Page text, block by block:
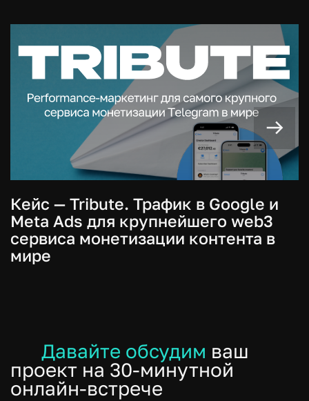
Кейс — Tribute. Трафик в Google и
Meta Ads для крупнейшего web3
сервиса монетизации контента в
мире
Давайте обсудим ваш
проект на 30-минутной
онлайн-встрече